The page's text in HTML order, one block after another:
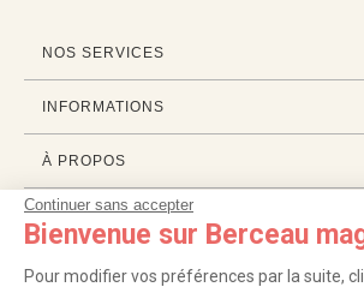
Continuer sans accepter
Bienvenue sur Berceau
Pour modifier vos préférences par la suite,
NOS SERVICES
INFORMATIONS
À PROPOS
PROFESSIONNELS
LISTES CADEAUX